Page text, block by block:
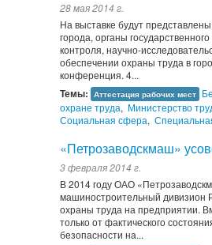
28 мая 2014 г.
На выставке будут
города, органы
контроля, научно-
обеспечении охраны труда в
конференция. 4...
Темы: Аттестация рабочих мест
охране труда, Министерство
Социальная сфера,
«Петрозаводскмаш»
3 февраля 2014 г.
В 2014 году ОАО
машиностроительный дивизион
охраны труда на предприятии.
только от фактического
безопасности на...